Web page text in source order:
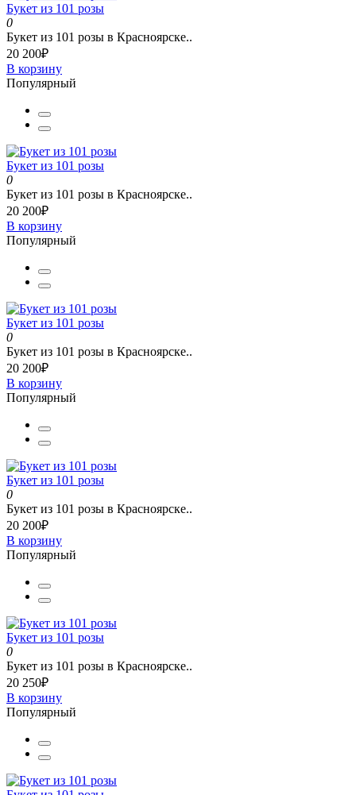
Букет из 101 розы
0
Букет из 101 розы в Красноярске..
20 200₽
В корзину
Популярный
Букет из 101 розы
0
Букет из 101 розы в Красноярске..
20 200₽
В корзину
Популярный
Букет из 101 розы
0
Букет из 101 розы в Красноярске..
20 200₽
В корзину
Популярный
Букет из 101 розы
0
Букет из 101 розы в Красноярске..
20 200₽
В корзину
Популярный
Букет из 101 розы
0
Букет из 101 розы в Красноярске..
20 250₽
В корзину
Популярный